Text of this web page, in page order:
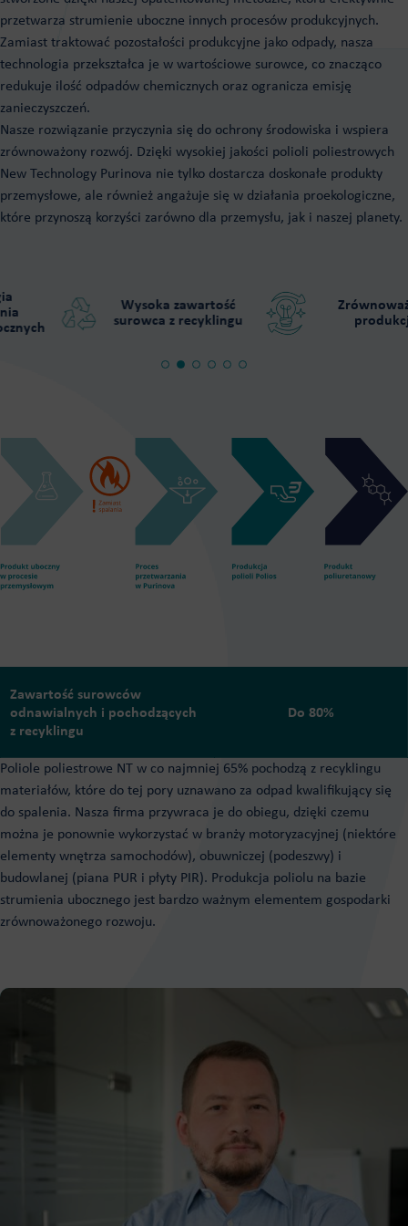
Systemy pian sztywnych PUROXEN
Systemy do paneli PIR PUROXEN
Kleje poliuretanowe
Do formowania na zimno i gorąco
Do nawierzchni placów zabaw
Do drewna
Do płyt warstwowych
Posadzki żywiczne
Purios Epoxy Floor
Purios Stone Floor
Purios PU Floor
Tailor made
przetwarza strumienie uboczne innych procesów produkcyjnych.
Zamiast traktować pozostałości produkcyjne jako odpady, nasza
technologia przekształca je w wartościowe surowce, co znacząco
redukuje ilość odpadów chemicznych oraz ogranicza emisję
zanieczyszczeń.
Nasze rozwiązanie przyczynia się do ochrony środowiska i wspiera
zrównoważony rozwój. Dzięki wysokiej jakości polioli poliestrowych
New Technology Purinova nie tylko dostarcza doskonałe produkty
przemysłowe, ale również angażuje się w działania proekologiczne,
które przynoszą korzyści zarówno dla przemysłu, jak i naszej planety.
Wysoka zawartość
surowca z recyklingu
produkcja
Zawartość surowców
odnawialnych i pochodzących
z recyklingu
Do 80%
Poliole poliestrowe NT w co najmniej 65% pochodzą z recyklingu
materiałów, które do tej pory uznawano za odpad kwalifikujący się
do spalenia. Nasza firma przywraca je do obiegu, dzięki czemu
można je ponownie wykorzystać w branży motoryzacyjnej (niektóre
elementy wnętrza samochodów), obuwniczej (podeszwy) i
budowlanej (piana PUR i płyty PIR). Produkcja poliolu na bazie
strumienia ubocznego jest bardzo ważnym elementem gospodarki
zrównoważonego rozwoju.